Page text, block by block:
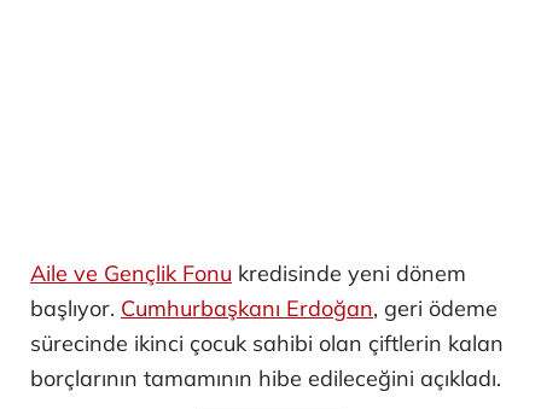
Aile ve Gençlik Fonu kredisinde yeni dönem
başlıyor. Cumhurbaşkanı Erdoğan, geri ödeme
sürecinde ikinci çocuk sahibi olan çiftlerin kalan
borçlarının tamamının hibe edileceğini açıkladı.